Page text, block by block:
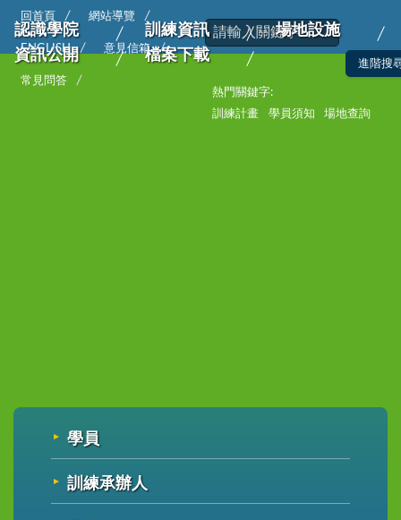
回首頁 網站導覽
ENGLISH 意見信箱
常見問答
熱門關鍵字:
訓練計畫
學員須知 場地查詢
認識學院 訓練資訊
場地設施
資訊公開
檔案下載
學員
訓練承辦人